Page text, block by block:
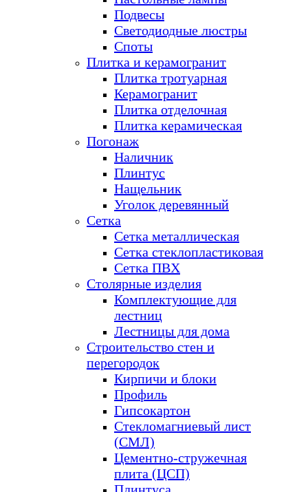
Подвесы
Светодиодные люстры
Споты
Плитка и керамогранит
Плитка тротуарная
Керамогранит
Плитка отделочная
Плитка керамическая
Погонаж
Наличник
Плинтус
Нащельник
Уголок деревянный
Сетка
Сетка металлическая
Сетка стеклопластиковая
Сетка ПВХ
Столярные изделия
Комплектующие для
лестниц
Лестницы для дома
Строительство стен и
перегородок
Кирпичи и блоки
Профиль
Гипсокартон
Стекломагниевый лист
(СМЛ)
Цементно-стружечная
плита (ЦСП)